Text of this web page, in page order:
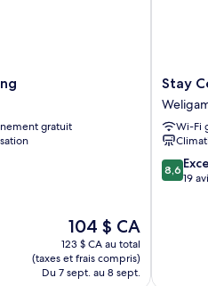
gratuit
Le
prix
est
de
104 $ CA
123 $ CA au total
(taxes et frais compris)
Du 7 sept. au 8 sept.
Stay
Ceylon
-
Stay
Wi-Fi
8.6
sur
8,6
19